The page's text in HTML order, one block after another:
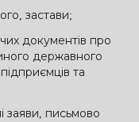
застави;
документів про
державного
та
заяви, письмово